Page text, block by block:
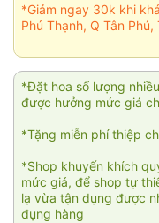
*Giảm ngay 30k khi
Phú Thạnh, Q Tân
*Đặt hoa số lượng
được hưởng mức giá
*Tặng miễn phí thiệp
*Shop khuyến khích
mức giá, để shop tự
lạ vừa tận dụng được
đụng hàng